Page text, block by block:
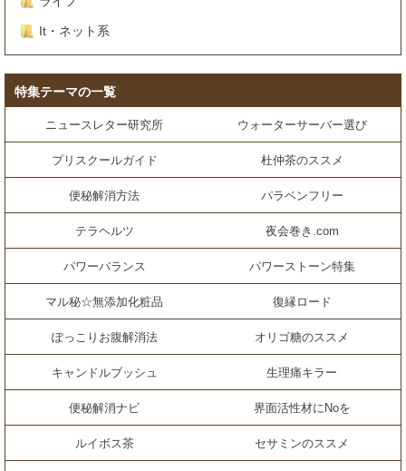
It・ネット系
特集テーマの一覧
ニュースレター研究所 ウォーターサーバー選び
プリスクールガイド 杜仲茶のススメ
便秘解消方法 パラベンフリー
テラヘルツ 夜会巻き.com
パワーバランス パワーストーン特集
マル秘☆無添加化粧品 復縁ロード
ぽっこりお腹解消法 オリゴ糖のススメ
キャンドルブッシュ 生理痛キラー
便秘解消ナビ 界面活性材にNoを
ルイボス茶 セサミンのススメ